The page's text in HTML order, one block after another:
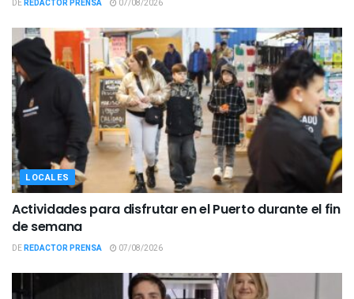
DEREDACTOR PRENSA 07/08/2026
LOCALES
Actividades para disfrutar en el Puerto durante el fin
de semana
DEREDACTOR PRENSA 07/08/2026